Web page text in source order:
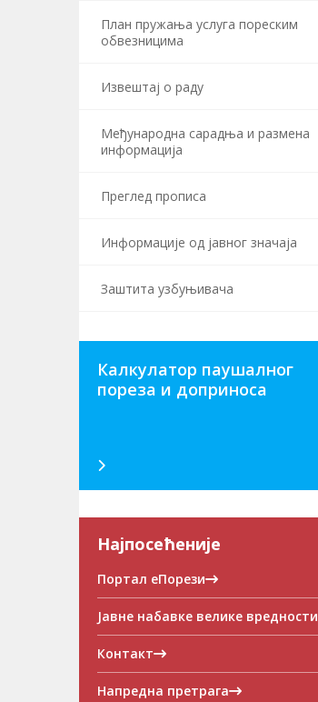
План пружања услуга пореским
обвезницима
Извештај о раду
Међународна сарадња и размена
информација
Преглед прописа
Информaције од јавног значаја
Заштита узбуњивача
Калкулатор паушалног
пореза и доприноса
Најпосећеније
Портал еПорези
Јавне набавке велике вредности
Контакт
Напредна претрага